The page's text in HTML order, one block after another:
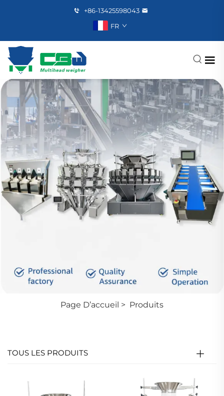
+86-13425598043
FR
Page D’accueil > Produits
TOUS LES PRODUITS